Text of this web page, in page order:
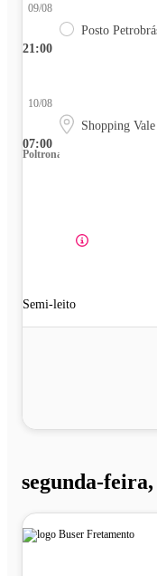
21:00
09/08
Posto
07:00
10/08
Shopping
Poltrona
Semi-leito
segunda-feira,